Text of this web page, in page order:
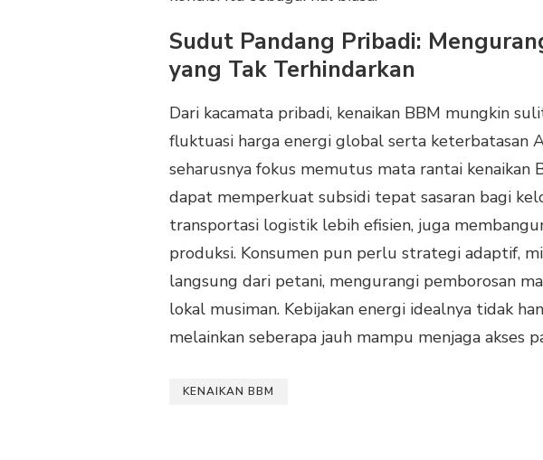
Sudut Pandang Pribadi:
yang Tak Terhindarkan
Dari kacamata pribadi, kenaikan BBM mungkin
fluktuasi harga energi global serta keterbatasan
seharusnya fokus memutus mata rantai kenaikan
dapat memperkuat subsidi tepat sasaran bagi
transportasi logistik lebih efisien, juga
produksi. Konsumen pun perlu strategi adaptif,
langsung dari petani, mengurangi pemborosan
lokal musiman. Kebijakan energi idealnya tidak
melainkan seberapa jauh mampu menjaga akses
KENAIKAN BBM